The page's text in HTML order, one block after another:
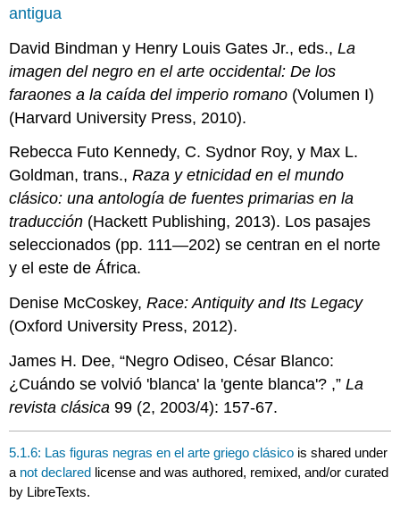
antigua
David Bindman y Henry Louis Gates Jr., eds.,La
imagen del negro en el arte occidental: De los
faraones a la caída del imperio romano (Volumen I)
(Harvard University Press, 2010).
Rebecca Futo Kennedy, C. Sydnor Roy, y Max L.
Goldman, trans.,Raza y etnicidad en el mundo
clásico: una antología de fuentes primarias en la
traducción (Hackett Publishing, 2013). Los pasajes
seleccionados (pp. 111—202) se centran en el norte
y el este de África.
Denise McCoskey,Race: Antiquity and Its Legacy
(Oxford University Press, 2012).
James H. Dee, “Negro Odiseo, César Blanco:
¿Cuándo se volvió 'blanca' la 'gente blanca'? ,”La
revista clásica 99 (2, 2003/4): 157-67.
5.1.6: Las figuras negras en el arte griego clásico is shared under
a not declared license and was authored, remixed, and/or curated
by LibreTexts.